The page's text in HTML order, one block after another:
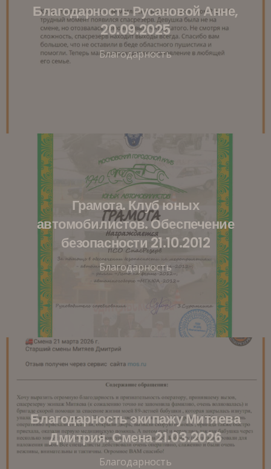
Благодарность Русановой Анне,
20.09.2025
Благодарность
Грамота. Клуб юных
автомобилистов. Обеспечение
безопасности 21.10.2012
Благодарность
Благодарность экипажу Митяева
Дмитрия. Смена 21.03.2026
Благодарность